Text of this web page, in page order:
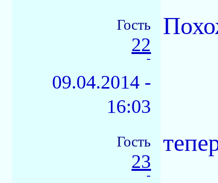
Гость
22
-
09.04.2014 -
16:03
Гость
23
-